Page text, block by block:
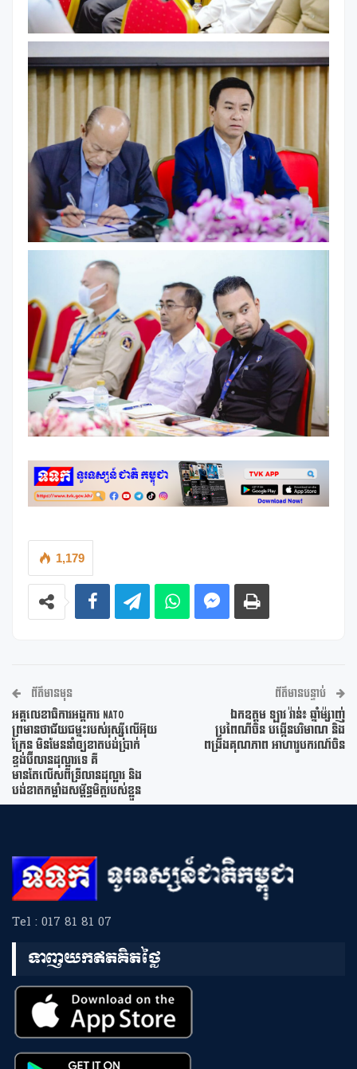
1,179
ព័ត៌មានមុន
អគ្គលេខាធិការអង្គការ NATO
ព្រមានថាជ័យជម្នះរបស់រុស្ស៊ីលើអ៊ុយ
ក្រែន មិនមែននាំឲ្យខាតបង់ប្រាក់
ខ្ទង់ប៊ីលានដុល្លារទេ គឺ
មានតែលើសពីទ្រីលានដុល្លារ និង
បង់ខាតកម្លាំងសម្ព័ន្ធមិត្តរបស់ខ្លួន
ព័ត៌មានបន្ទាប់
ឯកឧត្តម ឡាវ វ៉ាន់៖ ឆ្នាំម៉្សាញ់
ប្រពៃណីចិន បង្កើនបរិមាណ និង
ពង្រឹងគុណភាព អាហារូបករណ៍ចិន
Tel : 017 81 81 07
ទាញយកឥតគិតថ្លៃ